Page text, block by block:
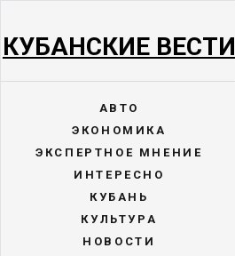
КУБАНСКИЕ ВЕСТИ
АВТО
ЭКОНОМИКА
ЭКСПЕРТНОЕ МНЕНИЕ
ИНТЕРЕСНО
КУБАНЬ
КУЛЬТУРА
НОВОСТИ